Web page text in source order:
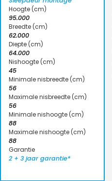
Hoogte (cm)
95.000
Breedte (cm)
62.000
Diepte (cm)
64.000
Nishoogte (cm)
45
Minimale nisbreedte (cm)
56
Maximale nisbreedte (cm)
56
Minimale nishoogte (cm)
88
Maximale nishoogte (cm)
88
Garantie
2 + 3 jaar garantie*